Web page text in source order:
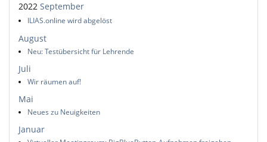
2022 September
ILIAS.online wird abgelöst
August
Neu: Testübersicht für Lehrende
Juli
Wir räumen auf!
Mai
Neues zu Neuigkeiten
Januar